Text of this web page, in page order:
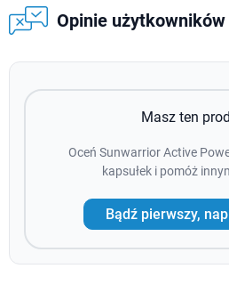
Opinie użytkowników
Masz ten
Oceń Sunwarrior Active
kapsułek i pomóż
Bądź pierwszy,